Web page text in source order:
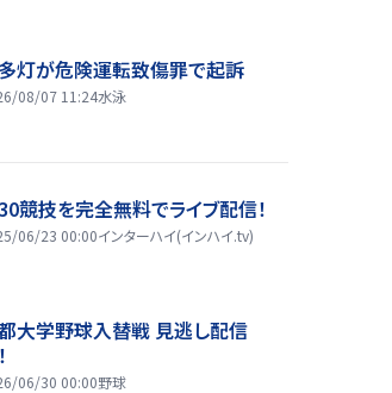
灯が危険運転致傷罪で起訴
08/07 11:24水泳
競技を完全無料でライブ配信！
06/23 00:00インターハイ(インハイ.tv)
大学野球入替戦 見逃し配信
06/30 00:00野球